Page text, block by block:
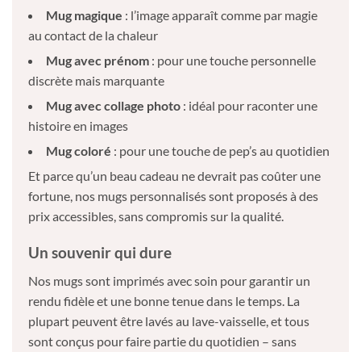
Mug magique : l’image apparaît comme par magie
au contact de la chaleur
Mug avec prénom : pour une touche personnelle
discrète mais marquante
Mug avec collage photo : idéal pour raconter une
histoire en images
Mug coloré : pour une touche de pep’s au quotidien
Et parce qu’un beau cadeau ne devrait pas coûter une
fortune, nos mugs personnalisés sont proposés à des
prix accessibles, sans compromis sur la qualité.
Un souvenir qui dure
Nos mugs sont imprimés avec soin pour garantir un
rendu fidèle et une bonne tenue dans le temps. La
plupart peuvent être lavés au lave-vaisselle, et tous
sont conçus pour faire partie du quotidien – sans